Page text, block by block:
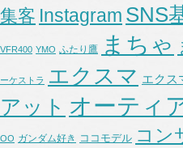
集客 Instagram SNS
VFR400 YMO ふたり鷹 まちゃ
ーケストラ エクスマ エクス
アット オーティ
OO ガンダム好き ココモデル コン